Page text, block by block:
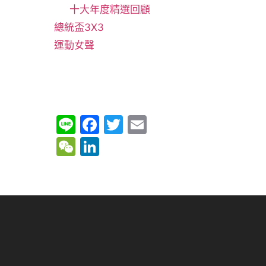
十大年度精選回顧
總統盃3X3
運動女聲
Li
n
e
F
b
T
W
h e